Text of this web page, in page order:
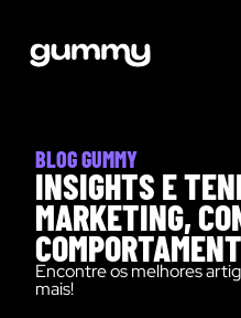
BLOG GUMMY
INSIGHTS E
MARKETING,
Encontre os melhores
mais!